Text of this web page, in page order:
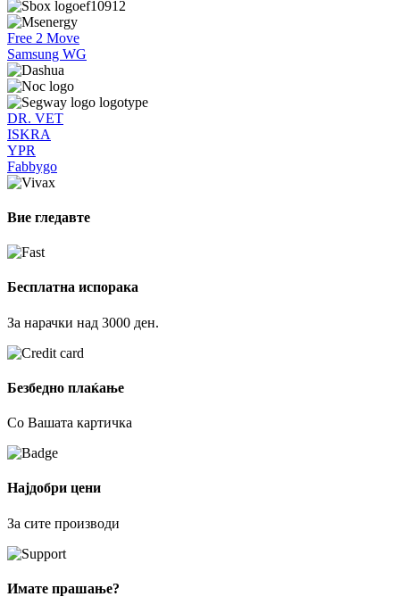
Free 2 Move
Samsung WG
DR. VET
ISKRA
YPR
Fabbygo
Вие гледавте
Бесплатна испорака
За нарачки над 3000 ден.
Безбедно плаќање
Со Вашата картичка
Најдобри цени
За сите производи
Имате прашање?